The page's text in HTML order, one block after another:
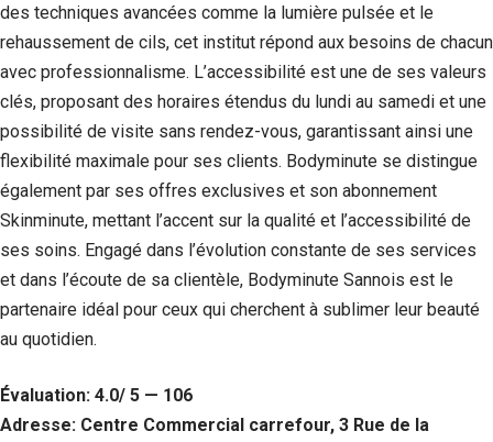
des techniques avancées comme la lumière pulsée et le
rehaussement de cils, cet institut répond aux besoins de chacun
avec professionnalisme. L’accessibilité est une de ses valeurs
clés, proposant des horaires étendus du lundi au samedi et une
possibilité de visite sans rendez-vous, garantissant ainsi une
flexibilité maximale pour ses clients. Bodyminute se distingue
également par ses offres exclusives et son abonnement
Skinminute, mettant l’accent sur la qualité et l’accessibilité de
ses soins. Engagé dans l’évolution constante de ses services
et dans l’écoute de sa clientèle, Bodyminute Sannois est le
partenaire idéal pour ceux qui cherchent à sublimer leur beauté
au quotidien.
Évaluation: 4.0/ 5 — 106
Adresse: Centre Commercial carrefour, 3 Rue de la
En partageant
votre intérêt et
votre
comportement
lorsque vous
visitez notre
site, vous
augmentez les
voir du
contenu et des
offres
personnalisés.